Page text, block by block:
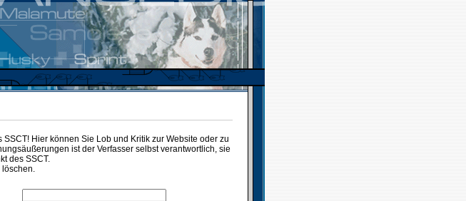
Hier können Sie Lob und Kritik zur Website oder zu
ist der Verfasser selbst verantwortlich, sie
des SSCT.
löschen.